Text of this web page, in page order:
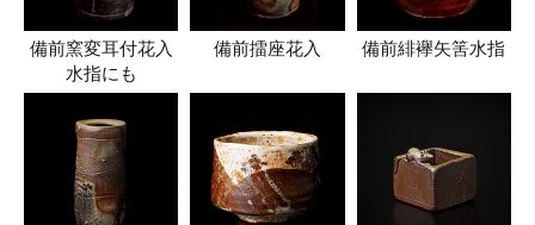
備前窯変耳付花入
水指にも
備前擂座花入 備前緋襷矢筈水指